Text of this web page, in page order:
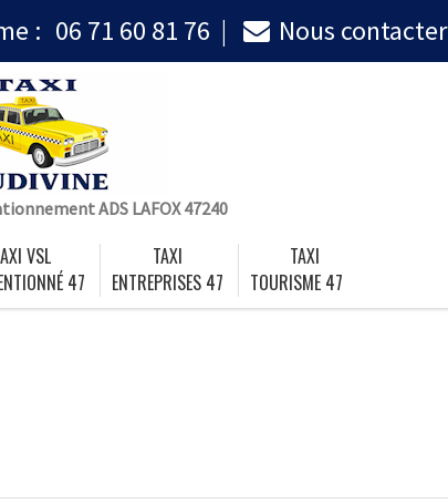
: 06 71 60 81 76 Nous contacter
ADS LAFOX 47240
VSL
47
TAXI
ENTREPRISES 47
TAXI
TOURISME 47